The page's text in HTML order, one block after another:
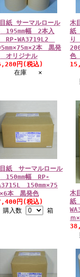
紙 サーマルロール
195mm幅 2本入
RP-WA3719L2
本 黒発
オリジナル
円(税込)
在庫 ×
木
紙
り
色
紙 サーマルロール
150mm幅 RP-
150mm×75
×6本 黒発色
円(税込)
購入数
箱
木
紙
ｍ